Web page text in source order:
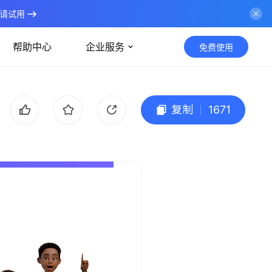
试用
帮助中心 企业服务 免费使用
复制 1671